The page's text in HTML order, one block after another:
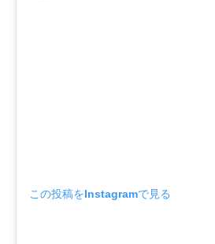
この投稿をInstagramで見る